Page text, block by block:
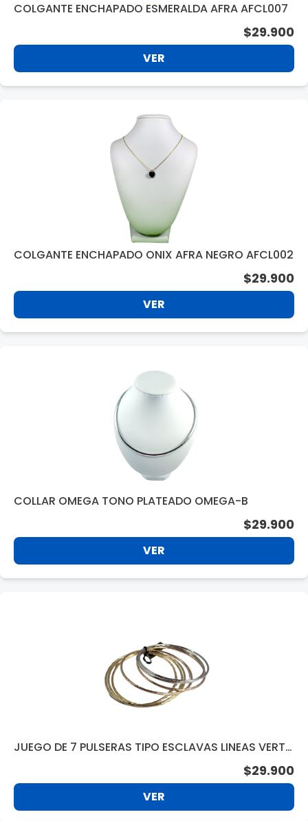
COLGANTE ENCHAPADO ESMERALDA AFRA AFCL007
$29.900
VER
COLGANTE ENCHAPADO ONIX AFRA NEGRO AFCL002
$29.900
VER
COLLAR OMEGA TONO PLATEADO OMEGA-B
$29.900
VER
JUEGO DE 7 PULSERAS TIPO ESCLAVAS LINEAS VERTI
$29.900
VER